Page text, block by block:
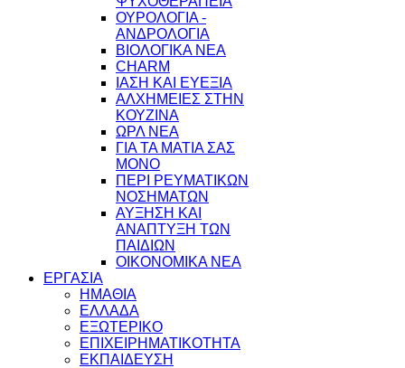
ΟΥΡΟΛΟΓΙΑ -
ΑΝΔΡΟΛΟΓΙΑ
ΒΙΟΛΟΓΙΚΑ ΝΕΑ
CHARM
ΙΑΣΗ ΚΑΙ ΕΥΕΞΙΑ
ΑΛΧΗΜΕΙΕΣ ΣΤΗΝ
ΚΟΥΖΙΝΑ
ΩΡΛ ΝEA
ΓΙΑ ΤΑ ΜΑΤΙΑ ΣΑΣ
ΜΟΝΟ
ΠΕΡΙ ΡΕΥΜΑΤΙΚΩΝ
ΝΟΣΗΜΑΤΩΝ
ΑΥΞΗΣΗ ΚΑΙ
ΑΝΑΠΤΥΞΗ ΤΩΝ
ΠΑΙΔΙΩΝ
ΟΙΚΟΝΟΜΙΚΑ ΝΕΑ
ΕΡΓΑΣΙΑ
ΗΜΑΘΙΑ
ΕΛΛΑΔΑ
ΕΞΩΤΕΡΙΚΟ
ΕΠΙΧΕΙΡΗΜΑΤΙΚΟΤΗΤΑ
ΕΚΠΑΙΔΕΥΣΗ